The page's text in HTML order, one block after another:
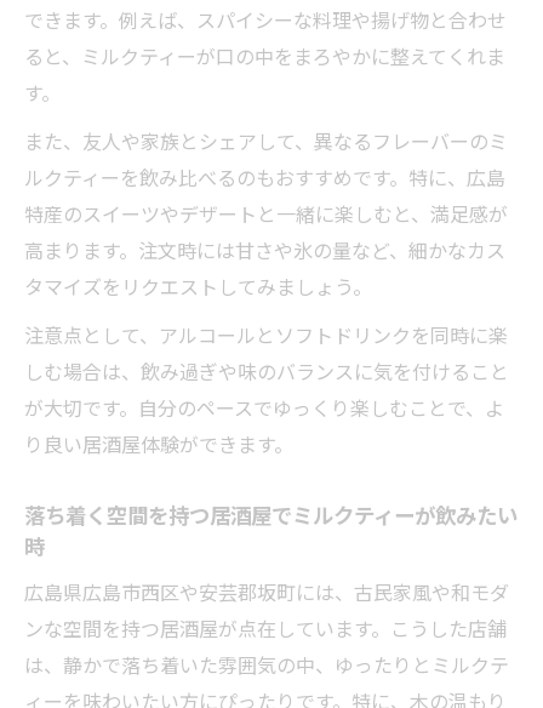
できます。例えば、スパイシーな料理や揚げ物と合わせ
ると、ミルクティーが口の中をまろやかに整えてくれま
す。
また、友人や家族とシェアして、異なるフレーバーのミ
ルクティーを飲み比べるのもおすすめです。特に、広島
特産のスイーツやデザートと一緒に楽しむと、満足感が
高まります。注文時には甘さや氷の量など、細かなカス
タマイズをリクエストしてみましょう。
注意点として、アルコールとソフトドリンクを同時に楽
しむ場合は、飲み過ぎや味のバランスに気を付けること
が大切です。自分のペースでゆっくり楽しむことで、よ
り良い居酒屋体験ができます。
落ち着く空間を持つ居酒屋でミルクティーが飲みたい
時
広島県広島市西区や安芸郡坂町には、古民家風や和モダ
ンな空間を持つ居酒屋が点在しています。こうした店舗
は、静かで落ち着いた雰囲気の中、ゆったりとミルクテ
ィーを味わいたい方にぴったりです。特に、木の温もり